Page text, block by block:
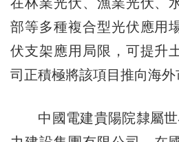
部等多種複合型光伏應用
伏支架應用局限，可提升
司正積極將該項目推向海外
中國電建貴陽院隸屬